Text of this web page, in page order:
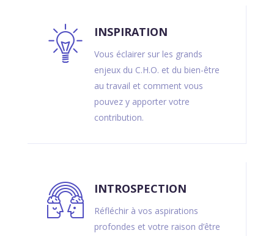
INSPIRATION
Vous éclairer sur les grands
enjeux du C.H.O. et du bien-être
au travail et comment vous
pouvez y apporter votre
contribution.
INTROSPECTION
Réfléchir à vos aspirations
profondes et votre raison d’être